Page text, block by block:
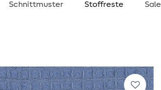
Schnittmuster Stoffreste Sale